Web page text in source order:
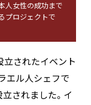
人女性の成功まで
プロジェクトで
立されたイベント
エル人シェフで
されました。イ